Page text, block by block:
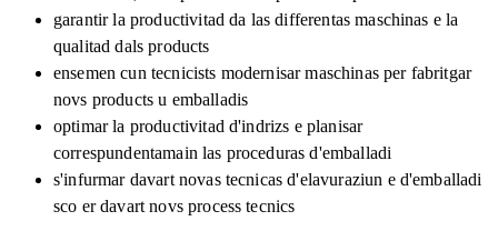
garantir la productivitad da las differentas maschinas e la
qualitad dals products
ensemen cun tecnicists modernisar maschinas per fabritgar
novs products u emballadis
optimar la productivitad d'indrizs e planisar
correspundentamain las proceduras d'emballadi
s'infurmar davart novas tecnicas d'elavuraziun e d'emballadi
sco er davart novs process tecnics